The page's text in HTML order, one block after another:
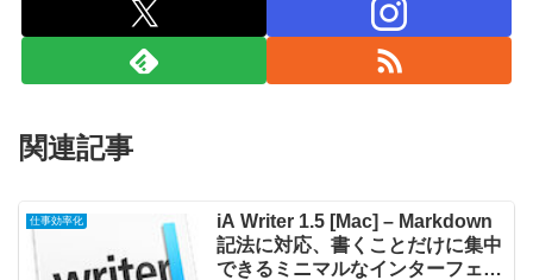
関連記事
仕事効率化
iA Writer 1.5 [Mac] – Markdown
記法に対応、書くことだけに集中
できるミニマルなインターフェイ